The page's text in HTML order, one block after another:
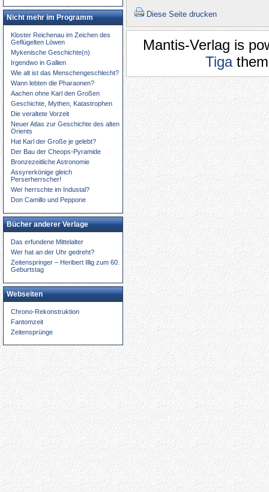
Diese Seite drucken
Nicht mehr im Programm
Kloster Reichenau im Zeichen des
Geflügelten Löwen
Mykenische Geschichte(n)
Irgendwo in Gallien
Wie alt ist das Menschengeschlecht?
Wann lebten die Pharaonen?
Aachen ohne Karl den Großen
Geschichte, Mythen, Katastrophen
Die veraltete Vorzeit
Neuer Atlas zur Geschichte des alten
Orients
Hat Karl der Große je gelebt?
Der Bau der Cheops-Pyramide
Bronzezeitliche Astronomie
Assyrerkönige gleich
Perserherrscher!
Wer herrschte im Industal?
Don Camillo und Peppone
Bücher anderer Verlage
Das erfundene Mittelalter
Wer hat an der Uhr gedreht?
Zeitenspringer – Heribert Illig zum 60.
Geburtstag
Webseiten
Chrono-Rekonstruktion
Fantomzeit
Zeitensprünge
Mantis-Verlag is
Tiga